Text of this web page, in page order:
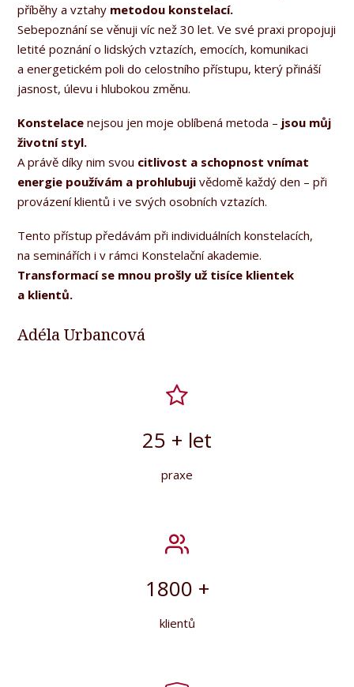
příběhy a vztahy metodou konstelací.
Sebepoznání se věnuji víc než 30 let. Ve své praxi propojuji
letité poznání o lidských vztazích, emocích, komunikaci
a energetickém poli do celostního přístupu, který přináší
jasnost, úlevu i hlubokou změnu.
Konstelace nejsou jen moje oblíbená metoda – jsou můj
životní styl.
A právě díky nim svou citlivost a schopnost vnímat
energie používám a prohlubuji vědomě každý den – při
provázení klientů i ve svých osobních vztazích.
Tento přístup předávám při individuálních konstelacích,
na seminářích i v rámci Konstelační akademie.
Transformací se mnou prošly už tisíce klientek
a klientů.
Adéla Urbancová
25 + let
praxe
1800 +
klientů